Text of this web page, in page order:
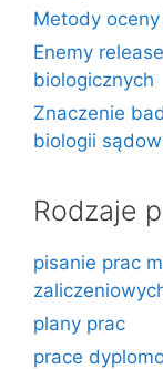
Metody
Enemy
biologicznych
Znaczenie
biologii
Rodzaje
pisanie prac
plany prac
prace